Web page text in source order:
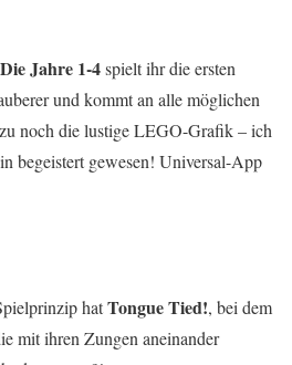
Die Jahre 1-4spielt ihr die ersten
und kommt an alle möglichen
noch die lustige LEGO-Grafik – ich
begeistert gewesen! Universal-App
hatTongue Tied!, bei dem
mit ihren Zungen aneinander